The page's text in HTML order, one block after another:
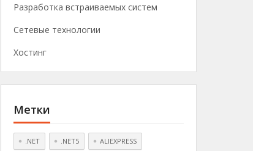
Разработка встраиваемых систем
Сетевые технологии
Хостинг
Метки
.NET .NET5 ALIEXPRESS